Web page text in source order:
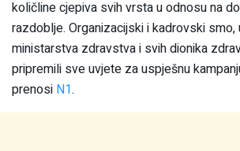
količline cjepiva svih vrsta u odnosu na
razdoblje. Organizacijski i kadrovski
ministarstva zdravstva i svih dionika
pripremili sve uvjete za uspješnu
prenosi N1.